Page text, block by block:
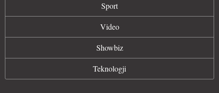
Sport
Video
Showbiz
Teknologji